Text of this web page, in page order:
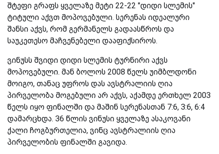
შტეფი გრაფს ყველაზე მეტი 22-22 "დიდი სლემის"
ტიტული აქვთ მოპოვებული. სერენას იდეალური
შანსი აქვს, რომ გერმანელს გადაასწროს და
საუკეთესო მაჩვენებელი დააფიქსიროს.
ვინუსს შვიდი დიდი სლემის ტურნირი აქვს
მოპოვებული. მან ბოლოს 2008 წელს უიმბლდონი
მოიგო, თანაც უფროს დას ავსტრალიის ღია
პირველობა მოგებული არ აქვს, აქამდე ერთხელ 2003
წელს იყო ფინალში და მაშინ სერენასთან 7:6, 3:6, 6:4
დამარცხდა. 36 წლის ვინუსი ყველაზე ასაკოვანი
ქალი ჩოგბურთელია, ვინც ავსტრალიის ღია
პირველობის ფინალში გავიდა.